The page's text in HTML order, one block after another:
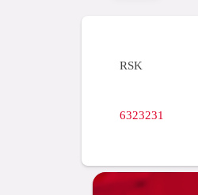
RSK
6323231